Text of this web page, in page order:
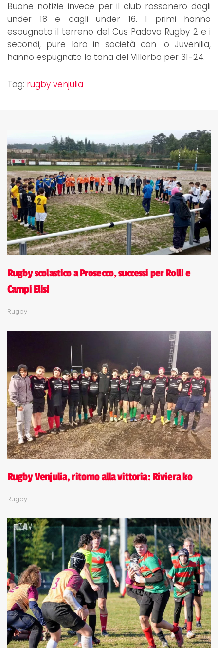
Buone notizie invece per il club rossonero dagli
under 18 e dagli under 16. I primi hanno
espugnato il terreno del Cus Padova Rugby 2 e i
secondi, pure loro in società con lo Juvenilia,
hanno espugnato la tana del Villorba per 31-24.
Tag: rugby venjulia
Rugby scolastico a Prosecco, successi per Rolli e
Campi Elisi
Rugby
Rugby Venjulia, ritorno alla vittoria: Riviera ko
Rugby